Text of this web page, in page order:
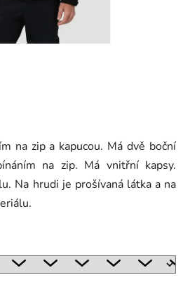
na zip a kapucou. Má dvě boční
na zip. Má vnitřní kapsy.
Na hrudi je prošívaná látka a na